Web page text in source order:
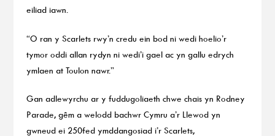
eiliad iawn.
“O ran y Scarlets rwy’n credu ein bod ni wedi hoelio’r
tymor oddi allan rydyn ni wedi’i gael ac yn gallu edrych
ymlaen at Toulon nawr.”
Gan adlewyrchu ar y fuddugoliaeth chwe chais yn Rodney
Parade, gêm a welodd bachwr Cymru a’r Llewod yn
gwneud ei 250fed ymddangosiad i’r Scarlets,